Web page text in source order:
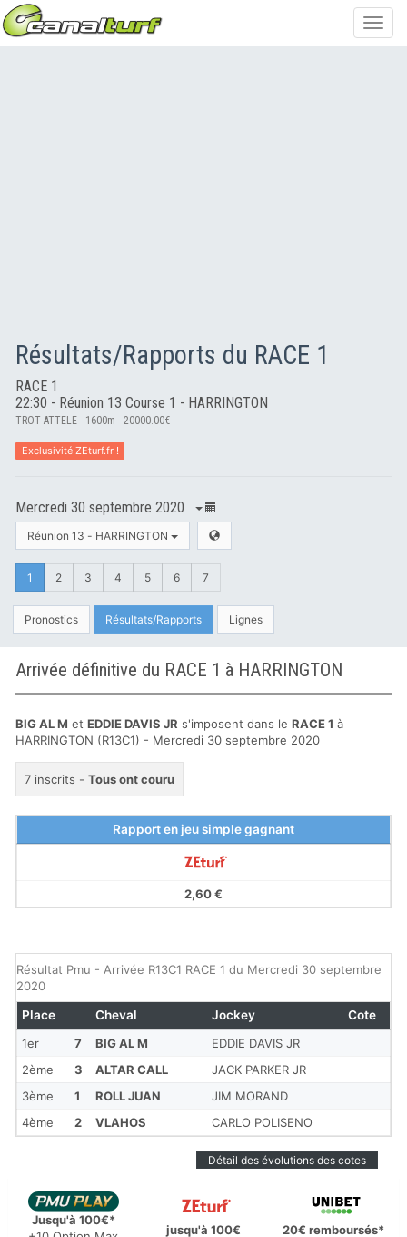
Résultats/Rapports du RACE 1
RACE 1
22:30 - Réunion 13 Course 1 - HARRINGTON
TROT ATTELE - 1600m - 20000.00€
Exclusivité ZEturf.fr !
Mercredi 30 septembre 2020
Réunion 13 - HARRINGTON
1 2 3 4 5 6 7
Pronostics Résultats/Rapports Lignes
Arrivée définitive du RACE 1 à HARRINGTON
BIG AL M et EDDIE DAVIS JR s'imposent dans le RACE 1 à
HARRINGTON (R13C1) - Mercredi 30 septembre 2020
7 inscrits - Tous ont couru
Rapport en jeu simple gagnant
2,60 €
Résultat Pmu - Arrivée R13C1 RACE 1 du Mercredi 30 septembre
2020
1er 7 BIG AL M
EDDIE DAVIS JR
2ème
3 ALTAR CALL
JACK PARKER JR
3ème
1 ROLL JUAN
JIM MORAND
4ème
2 VLAHOS CARLO POLISENO
Place Cheval Jockey Cote
Détail des évolutions des cotes
Jusqu'à 100€*
jusqu'à 100€
20€ remboursés*